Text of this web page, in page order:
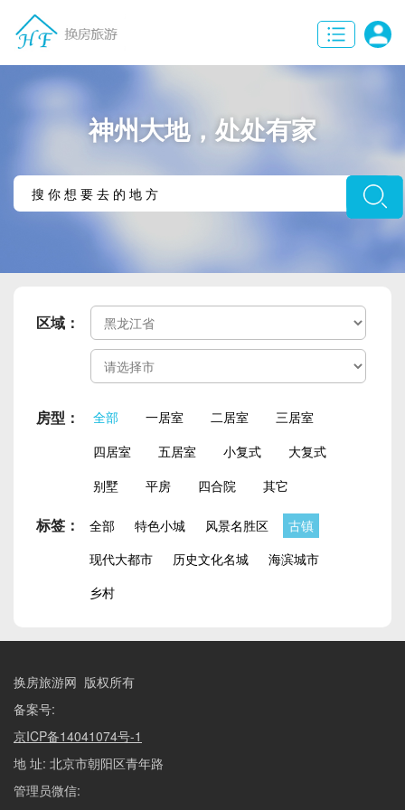
神州大地，处处有家
区域：
房型： 全部 一居室 二居室
三居室
四居室
五居室 小复式
大复式
别墅
平房 四合院 其它
标签： 全部 特色小城 风景名胜区
古镇
现代大都市
历史文化名城
海滨城市
乡村
换房旅游网 版权所有
备案号:
京ICP备14041074号-1
地 址: 北京市朝阳区青年路
管理员微信: